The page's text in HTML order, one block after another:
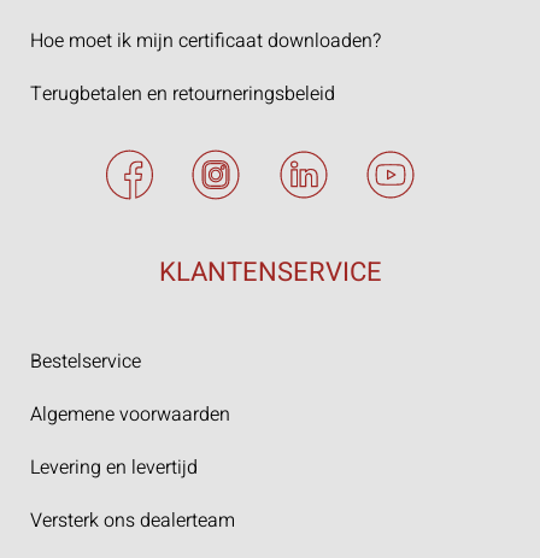
Hoe moet ik mijn certificaat downloaden?
Terugbetalen en retourneringsbeleid
KLANTENSERVICE
Bestelservice
Algemene voorwaarden
Levering en levertijd
Versterk ons dealerteam